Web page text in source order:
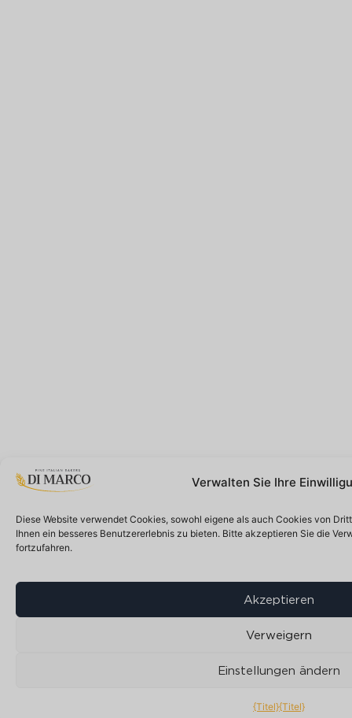
Verwalten Sie Ihre
Diese Website verwendet Cookies, sowohl eigene als auch Cookies von
Ihnen ein besseres Benutzererlebnis zu bieten. Bitte akzeptieren Sie die
fortzufahren.
Akzeptieren
Verweigern
Einstellungen ändern
{Titel}{Titel}